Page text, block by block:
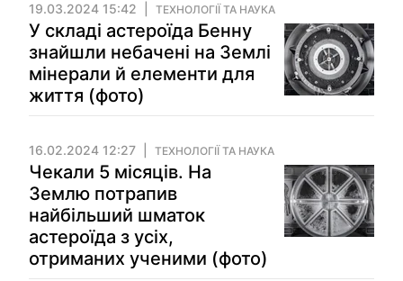
19.03.2024 15:42 ТЕХНОЛОГІЇ ТА НАУКА
У складі астероїда Бенну
знайшли небачені на Землі
мінерали й елементи для
життя (фото)
16.02.2024 12:27 ТЕХНОЛОГІЇ ТА НАУКА
Чекали 5 місяців. На
Землю потрапив
найбільший шматок
астероїда з усіх,
отриманих ученими (фото)